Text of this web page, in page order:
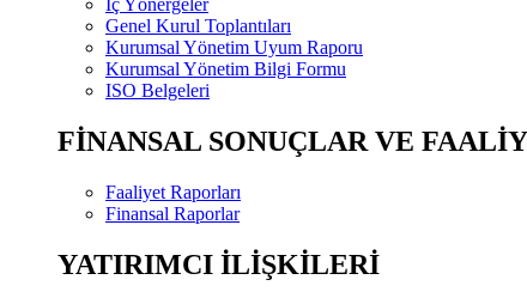
İç Yönergeler
Genel Kurul Toplantıları
Kurumsal Yönetim Uyum Raporu
Kurumsal Yönetim Bilgi Formu
ISO Belgeleri
FİNANSAL SONUÇLAR VE
Faaliyet Raporları
Finansal Raporlar
YATIRIMCI İLİŞKİLERİ